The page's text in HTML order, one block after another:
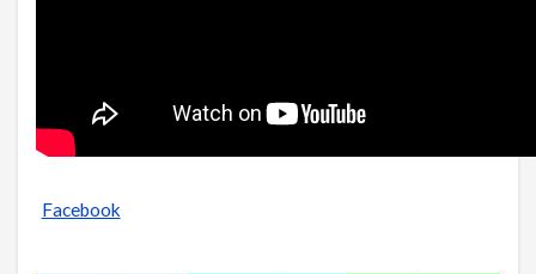
Facebook